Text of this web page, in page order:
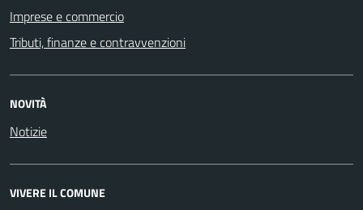
Imprese e commercio
Tributi, finanze e contravvenzioni
NOVITÀ
Notizie
VIVERE IL COMUNE